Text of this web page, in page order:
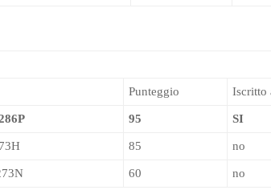
Punteggio Iscritto
95 SI
85 no
60 no